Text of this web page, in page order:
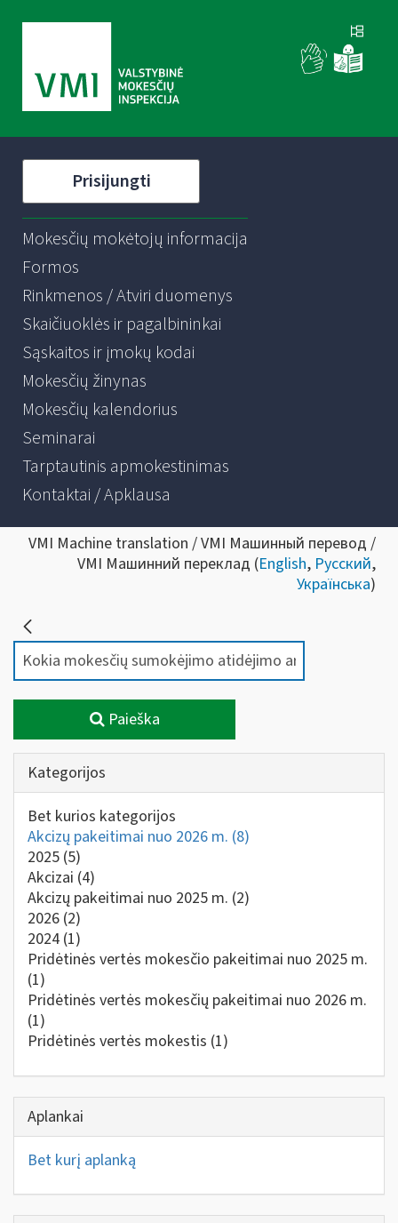
Prisijungti
Mokesčių mokėtojų informacija
Formos
Rinkmenos / Atviri duomenys
Skaičiuoklės ir pagalbininkai
Sąskaitos ir įmokų kodai
Mokesčių žinynas
Mokesčių kalendorius
Seminarai
Tarptautinis apmokestinimas
Kontaktai / Apklausa
VMI Machine translation / VMI Машинный перевод /
VMI Машинний переклад (English, Русский,
Українська)
Paieška
Kategorijos
Bet kurios kategorijos
Akcizų pakeitimai nuo 2026 m. (8)
2025 (5)
Akcizai (4)
Akcizų pakeitimai nuo 2025 m. (2)
2026 (2)
2024 (1)
Pridėtinės vertės mokesčio pakeitimai nuo 2025 m.
(1)
Pridėtinės vertės mokesčių pakeitimai nuo 2026 m.
(1)
Pridėtinės vertės mokestis (1)
Aplankai
Bet kurį aplanką